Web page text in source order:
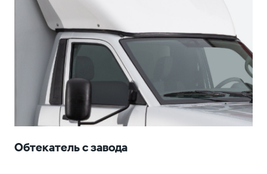
Обтекатель с завода